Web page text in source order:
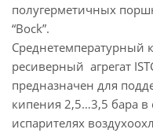
полугерметичных
“Bock”.
Среднетемпературный
ресиверный агрегат
предназначен для
кипения 2,5…3,5 бара
испарителях